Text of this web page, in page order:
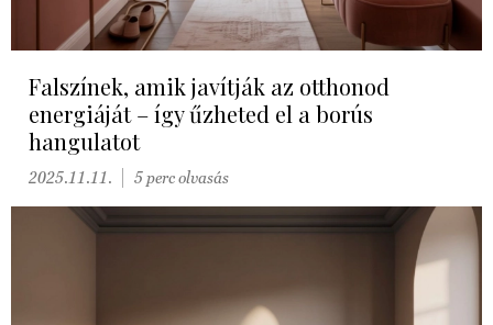
Falszínek, amik javítják az otthonod
energiáját – így űzheted el a borús
hangulatot
2025.11.11. 5 perc olvasás